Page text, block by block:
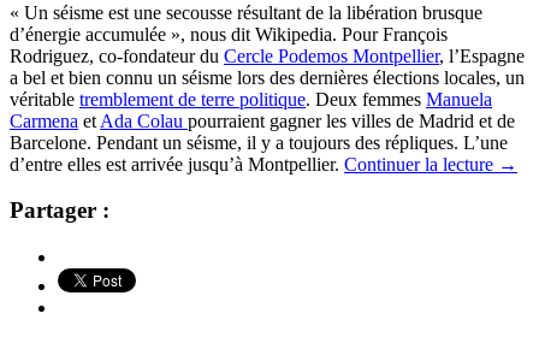
« Un séisme est une secousse résultant de la libération brusque
d’énergie accumulée », nous dit Wikipedia. Pour François
Rodriguez, co-fondateur du Cercle Podemos Montpellier, l’Espagne
a bel et bien connu un séisme lors des dernières élections locales, un
véritable tremblement de terre politique. Deux femmes Manuela
Carmena et Ada Colau pourraient gagner les villes de Madrid et de
Barcelone. Pendant un séisme, il y a toujours des répliques. L’une
d’entre elles est arrivée jusqu’à Montpellier. Continuer la lecture →
Partager :